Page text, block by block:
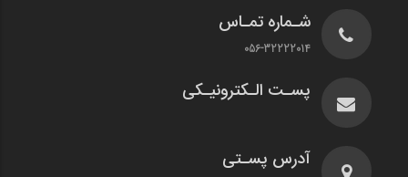
شـماره تمـاس
056-32222014
پسـت الـکترونیـکی
آدرس پسـتی